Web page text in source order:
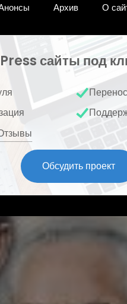
Архив О
сайты под
Обсудить проект